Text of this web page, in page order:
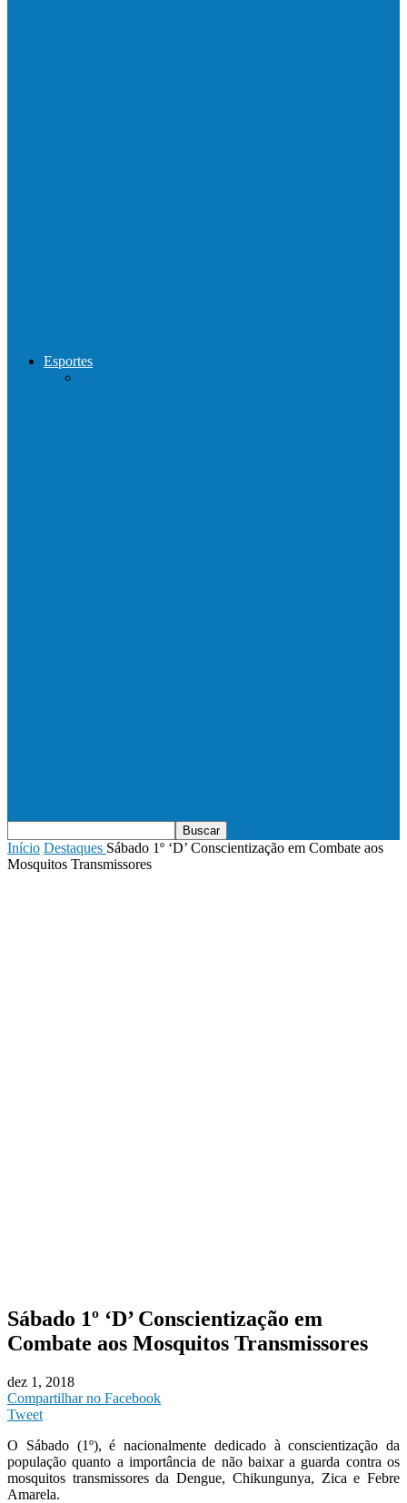
Esportes
Início Destaques Sábado 1º ‘D’ Conscientização em Combate aos
Mosquitos Transmissores
Sábado 1º ‘D’ Conscientização em
Combate aos Mosquitos Transmissores
dez 1, 2018
Compartilhar no Facebook
Tweet
O Sábado (1º), é nacionalmente dedicado à conscientização da
população quanto a importância de não baixar a guarda contra os
mosquitos transmissores da Dengue, Chikungunya, Zica e Febre
Amarela.